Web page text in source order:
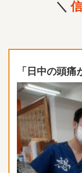
＼
「日中の頭痛